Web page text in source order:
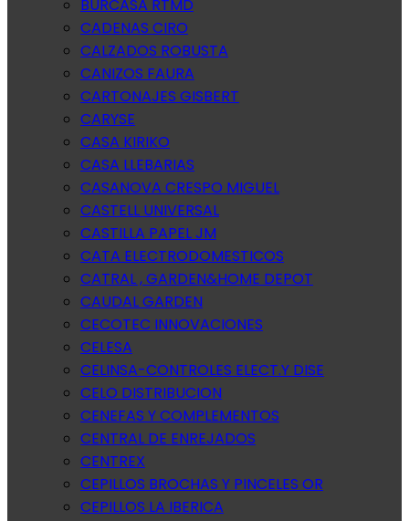
BURCASA RTMD
CADENAS CIRO
CALZADOS ROBUSTA
CANIZOS FAURA
CARTONAJES GISBERT
CARYSE
CASA KIRIKO
CASA LLEBARIAS
CASANOVA CRESPO MIGUEL
CASTELL UNIVERSAL
CASTILLA PAPEL JM
CATA ELECTRODOMESTICOS
CATRAL , GARDEN&HOME DEPOT
CAUDAL GARDEN
CECOTEC INNOVACIONES
CELESA
CELINSA-CONTROLES ELECT.Y DISE
CELO DISTRIBUCION
CENEFAS Y COMPLEMENTOS
CENTRAL DE ENREJADOS
CENTREX
CEPILLOS BROCHAS Y PINCELES OR
CEPILLOS LA IBERICA